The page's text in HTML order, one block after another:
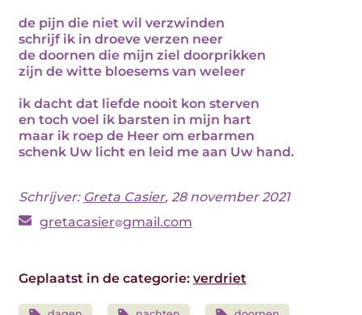
de pijn die niet wil verzwinden
schrijf ik in droeve verzen neer
de doornen die mijn ziel doorprikken
zijn de witte bloesems van weleer
ik dacht dat liefde nooit kon sterven
en toch voel ik barsten in mijn hart
maar ik roep de Heer om erbarmen
schenk Uw licht en leid me aan Uw hand.
Schrijver: Greta Casier, 28 november 2021
gretacasier gmail.com
Geplaatst in de categorie: verdriet